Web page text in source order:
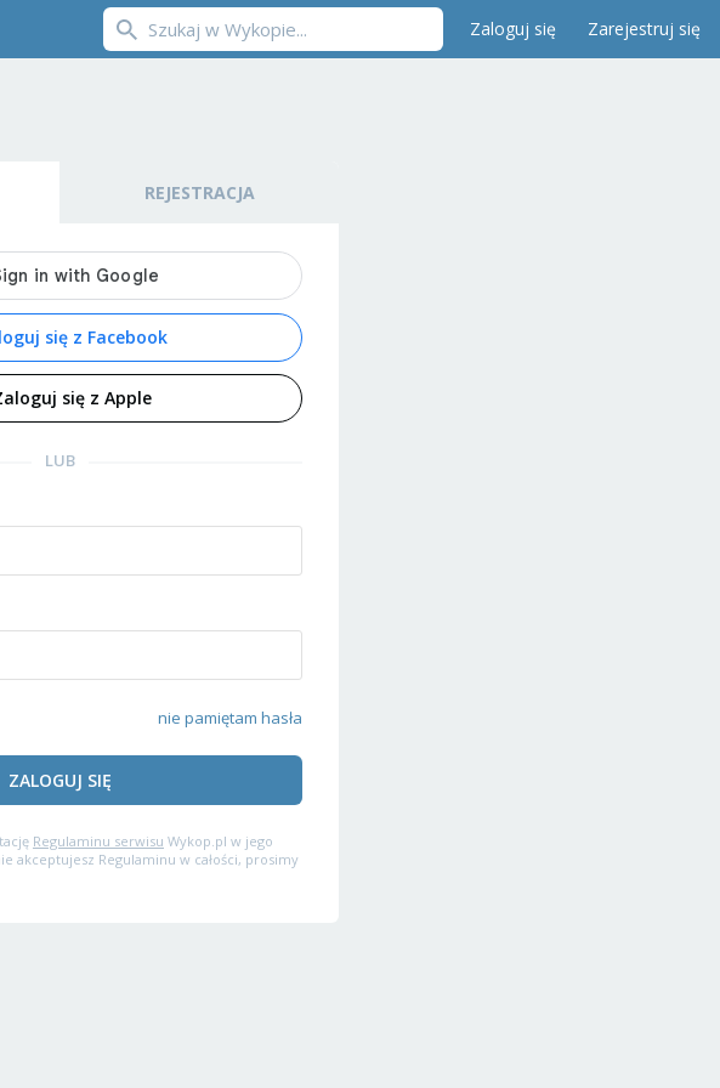
Zaloguj się Zarejestruj się
REJESTRACJA
się z Facebook
się z Apple
LUB
nie pamiętam hasła
ZALOGUJ SIĘ
Regulaminu serwisu Wykop.pl w jego
akceptujesz Regulaminu w całości, prosimy